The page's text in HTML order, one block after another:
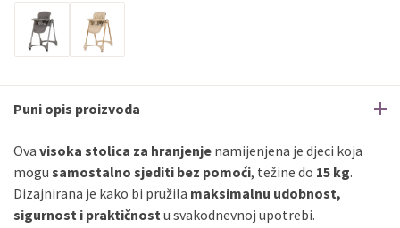
Erste
Erste
Sve banke
Sve banke
Maestro
Jednokratno
ECC
Discover Jednokratno
Puni opis proizvoda
Ova visoka stolica za hranjenje namijenjena je djeci koja
mogu samostalno sjediti bez pomoći, težine do 15 kg.
Dizajnirana je kako bi pružila maksimalnu udobnost,
sigurnost i praktičnostu svakodnevnoj upotrebi.